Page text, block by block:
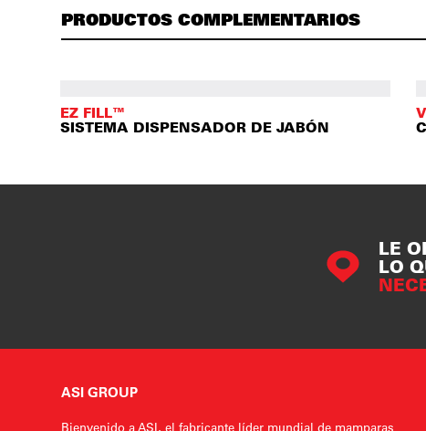
PRODUCTOS COMPLEMENTARIOS
EZ FILL™
SISTEMA DISPENSADOR DE JABÓN
LE
LO
ASI GROUP
Bienvenido a ASI, el fabricante líder mundial de mamparas